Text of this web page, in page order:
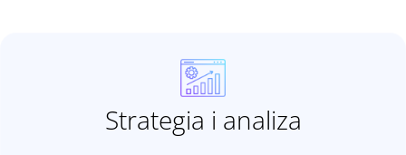
Strategia i analiza